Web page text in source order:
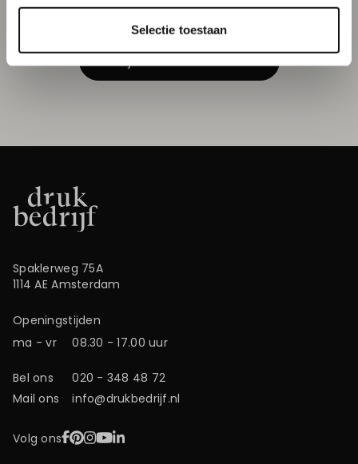
Selectie toestaan
Spaklerweg 75A
1114 AE Amsterdam
Openingstijden
ma - vr
08.30 - 17.00 uur
Bel ons
020 - 348 48 72
Mail ons
info@drukbedrijf.nl
Volg onsFacebook
Pinterest
Instagram
YouTube
LinkedIn